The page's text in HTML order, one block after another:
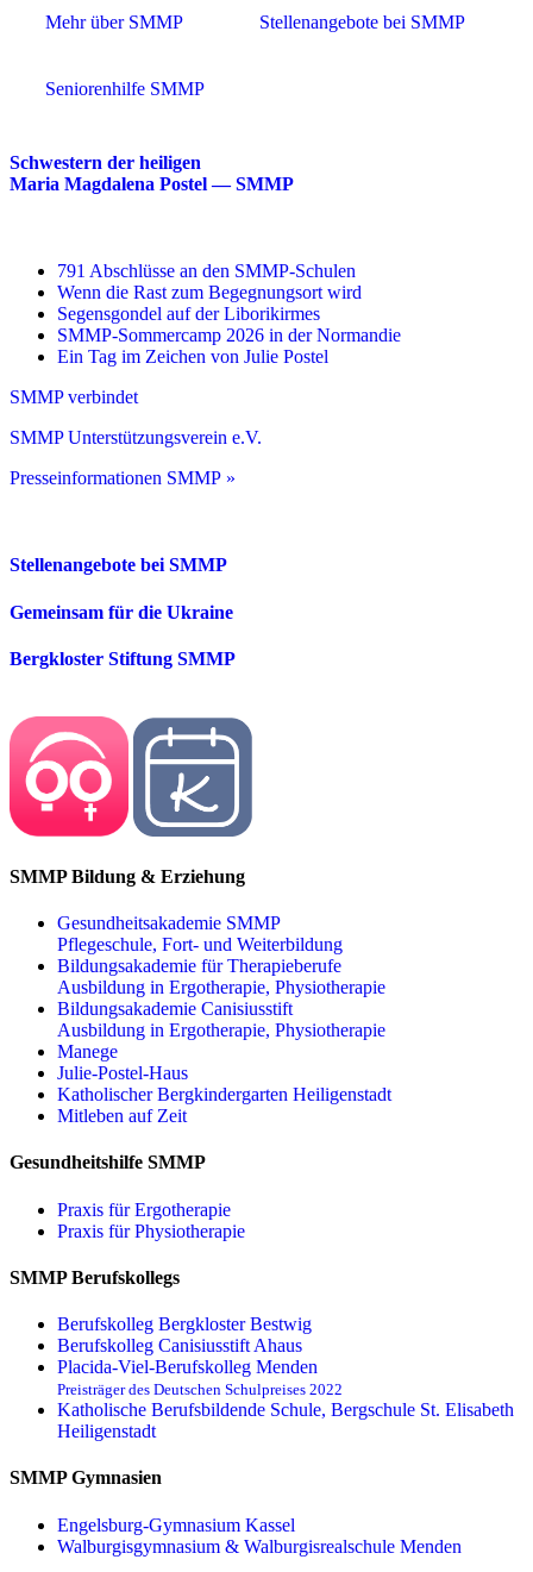
Mehr über SMMP Stellenangebote bei SMMP
Seniorenhilfe SMMP
Schwestern der heiligen
Maria Magdalena Postel — SMMP
791 Abschlüsse an den SMMP-Schulen
Wenn die Rast zum Begegnungsort wird
Segensgondel auf der Liborikirmes
SMMP-Sommercamp 2026 in der Normandie
Ein Tag im Zeichen von Julie Postel
SMMP verbindet
SMMP Unterstützungsverein e.V.
Presseinformationen SMMP »
Stellenangebote bei SMMP
Gemeinsam für die Ukraine
Bergkloster Stiftung SMMP
SMMP Bildung & Erziehung
Gesundheitsakademie SMMP
Pflegeschule, Fort- und Weiterbildung
Bildungsakademie für Therapieberufe
Ausbildung in Ergotherapie, Physiotherapie
Bildungsakademie Canisiusstift
Ausbildung in Ergotherapie, Physiotherapie
Manege
Julie-Postel-Haus
Katholischer Bergkindergarten Heiligenstadt
Mitleben auf Zeit
Gesundheitshilfe SMMP
Praxis für Ergo­therapie
Praxis für Physio­therapie
SMMP Berufskollegs
Berufskolleg Bergkloster Bestwig
Berufskolleg Canisiusstift Ahaus
Placida-Viel-Berufskolleg Menden
Preisträger des Deutschen Schulpreises 2022
Katholische Berufsbildende Schule, Bergschule St. Elisabeth
Heiligenstadt
SMMP Gymnasien
Engelsburg-Gymnasium Kassel
Walburgisgymnasium & Walburgisrealschule Menden